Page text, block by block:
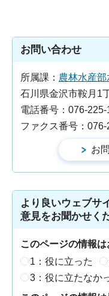
お問い合わせ
所属課： 農林水産
石川県金沢市鞍月1
電話番号：076-225-
ファクス番号：
より良いウェブサ
意見をお聞かせく
このページの情報
1：役に立った
3：役に立たなか